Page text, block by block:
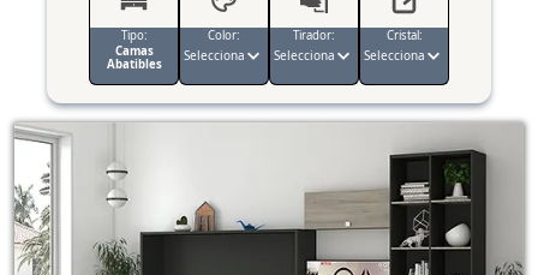
Tipo:
Camas
Abatibles
Color:
Selecciona
Tirador:
Selecciona
Cristal:
Selecciona